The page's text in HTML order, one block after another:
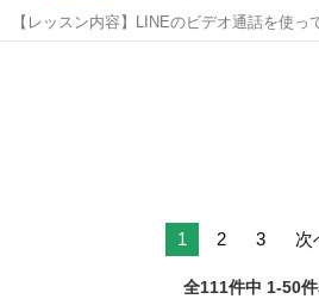
【レッスン内容】LINEのビデオ通話を使っ
リアルタイムでマンツーマンレッスンです
1 2 3 次
全111件中 1-50